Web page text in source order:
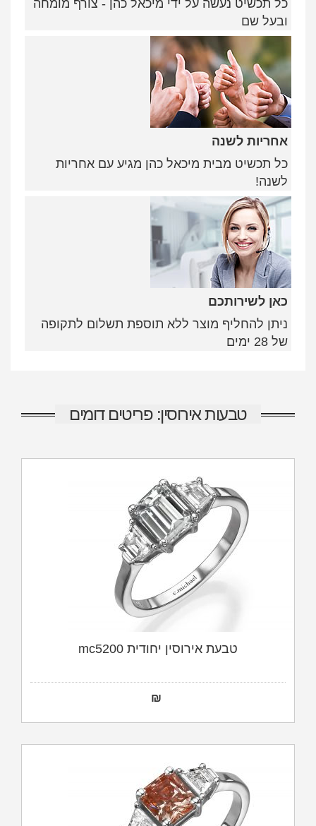
כל תכשיט נעשה על ידי מיכאל כהן - צורף מומחה
ובעל שם
אחריות לשנה
כל תכשיט מבית מיכאל כהן מגיע עם אחריות
לשנה!
כאן לשירותכם
ניתן להחליף מוצר ללא תוספת תשלום לתקופה
של 28 ימים
טבעות אירוסין: פריטים דומים
טבעת אירוסין יחודית mc5200
₪